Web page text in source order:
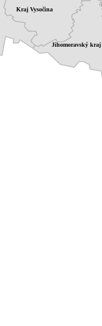
Kraj Vysočina
Jihomoravský kraj